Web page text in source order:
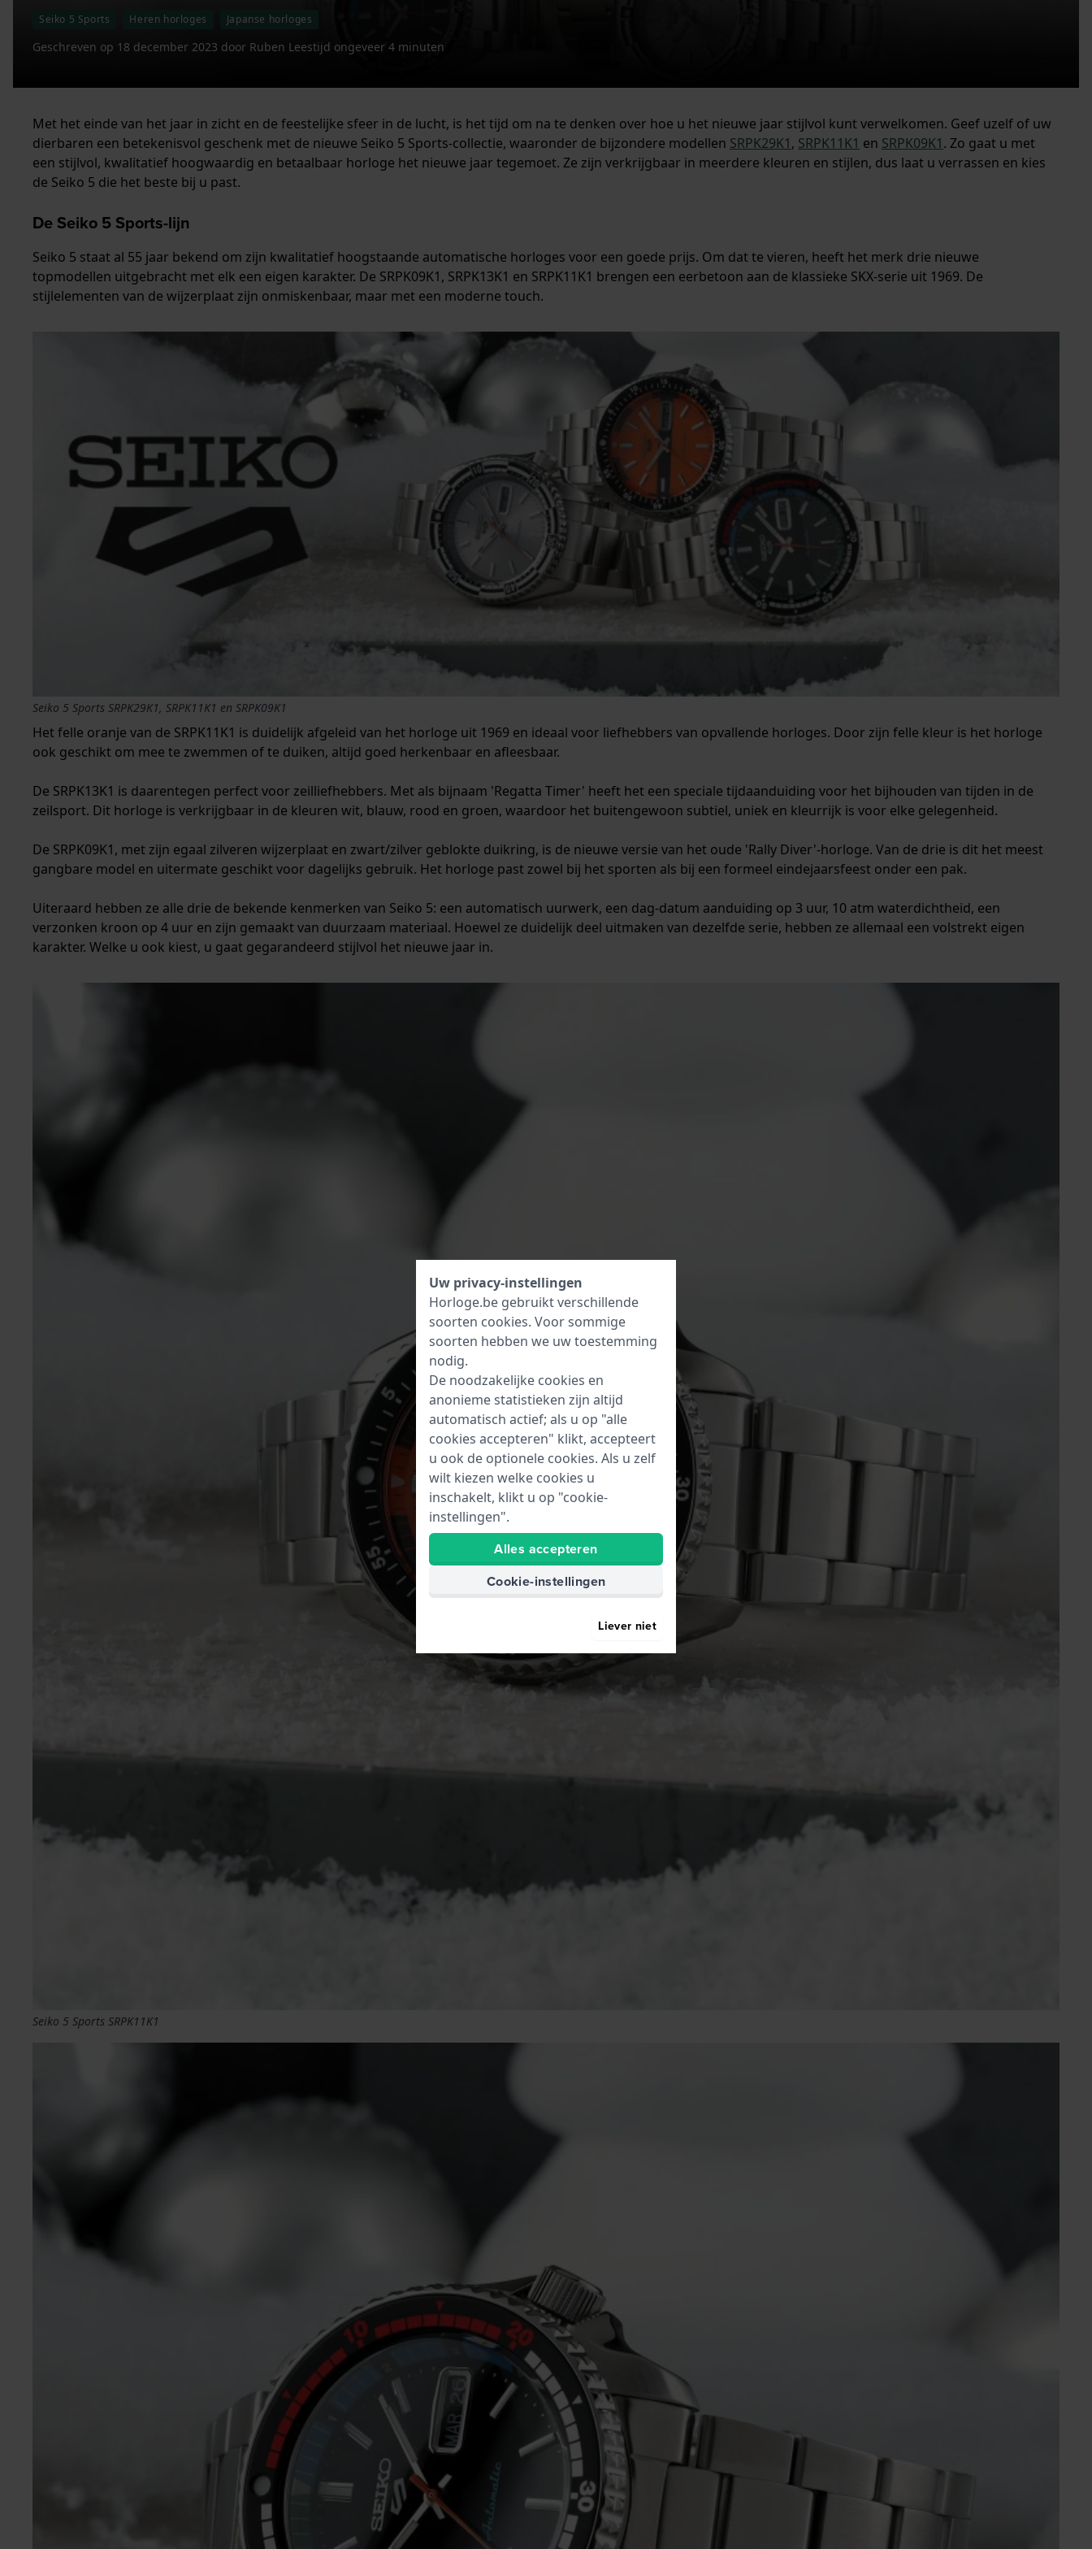
Seiko 5 Sports Heren horloges Japanse horloges
Geschreven op 18 december 2023 door Ruben Leestijd ongeveer 4 minuten
Met het einde van het jaar in zicht en de feestelijke sfeer in de lucht, is het tijd om na te denken over hoe u het nieuwe jaar stijlvol kunt verwelkomen. Geef uzelf of uw
dierbaren een betekenisvol geschenk met de nieuwe Seiko 5 Sports-collectie, waaronder de bijzondere modellen SRPK29K1, SRPK11K1 en SRPK09K1. Zo gaat u met
een stijlvol, kwalitatief hoogwaardig en betaalbaar horloge het nieuwe jaar tegemoet. Ze zijn verkrijgbaar in meerdere kleuren en stijlen, dus laat u verrassen en kies
de Seiko 5 die het beste bij u past.
De Seiko 5 Sports-lijn
Seiko 5 staat al 55 jaar bekend om zijn kwalitatief hoogstaande automatische horloges voor een goede prijs. Om dat te vieren, heeft het merk drie nieuwe
topmodellen uitgebracht met elk een eigen karakter. De SRPK09K1, SRPK13K1 en SRPK11K1 brengen een eerbetoon aan de klassieke SKX-serie uit 1969. De
stijlelementen van de wijzerplaat zijn onmiskenbaar, maar met een moderne touch.
Seiko 5 Sports SRPK29K1, SRPK11K1 en SRPK09K1
Het felle oranje van de SRPK11K1 is duidelijk afgeleid van het horloge uit 1969 en ideaal voor liefhebbers van opvallende horloges. Door zijn felle kleur is het horloge
ook geschikt om mee te zwemmen of te duiken, altijd goed herkenbaar en afleesbaar.
De SRPK13K1 is daarentegen perfect voor zeilliefhebbers. Met als bijnaam 'Regatta Timer' heeft het een speciale tijdaanduiding voor het bijhouden van tijden in de
zeilsport. Dit horloge is verkrijgbaar in de kleuren wit, blauw, rood en groen, waardoor het buitengewoon subtiel, uniek en kleurrijk is voor elke gelegenheid.
De SRPK09K1, met zijn egaal zilveren wijzerplaat en zwart/zilver geblokte duikring, is de nieuwe versie van het oude 'Rally Diver'-horloge. Van de drie is dit het meest
gangbare model en uitermate geschikt voor dagelijks gebruik. Het horloge past zowel bij het sporten als bij een formeel eindejaarsfeest onder een pak.
Uiteraard hebben ze alle drie de bekende kenmerken van Seiko 5: een automatisch uurwerk, een dag-datum aanduiding op 3 uur, 10 atm waterdichtheid, een
verzonken kroon op 4 uur en zijn gemaakt van duurzaam materiaal. Hoewel ze duidelijk deel uitmaken van dezelfde serie, hebben ze allemaal een volstrekt eigen
karakter. Welke u ook kiest, u gaat gegarandeerd stijlvol het nieuwe jaar in.
Seiko 5 Sports SRPK11K1
Uw privacy-instellingen
Horloge.be gebruikt verschillende
soorten cookies. Voor sommige
soorten hebben we uw toestemming
nodig.
De noodzakelijke cookies en
anonieme statistieken zijn altijd
automatisch actief; als u op "alle
cookies accepteren" klikt, accepteert
u ook de optionele cookies. Als u zelf
wilt kiezen welke cookies u
inschakelt, klikt u op "cookie-
instellingen".
Alles accepteren
Cookie-instellingen
Liever niet